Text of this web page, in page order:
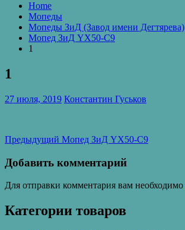
Home
Мопеды
Мопеды ЗиД (Завод имени Дегтярева)
Мопед ЗиД YX50-C9
1
1
27 июля, 2019 Константин Гуськов
Навигация
по
записям
Предыдущий Предыдущая
Мопед ЗиД YX50-C9
Добавить комментарий
Для отправки комментария вам необходимо
Категории товаров